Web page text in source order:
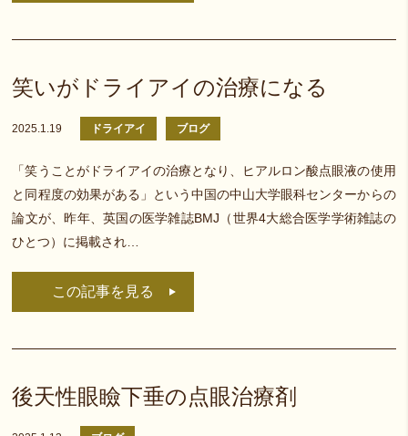
笑いがドライアイの治療になる
2025.1.19 ドライアイ ブログ
「笑うことがドライアイの治療となり、ヒアルロン酸点眼液の使用
と同程度の効果がある」という中国の中山大学眼科センターからの
論文が、昨年、英国の医学雑誌BMJ（世界4大総合医学学術雑誌の
ひとつ）に掲載され…
この記事を見る
後天性眼瞼下垂の点眼治療剤